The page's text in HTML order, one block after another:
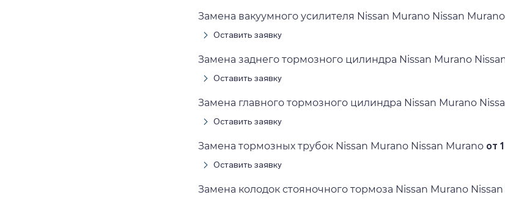
Замена вакуумного усилителя Nissan Murano Nissan Murano
Оставить заявку
Замена заднего тормозного цилиндра Nissan Murano
Оставить заявку
Замена главного тормозного цилиндра Nissan Murano
Оставить заявку
Замена тормозных трубок Nissan Murano Nissan Murano от
Оставить заявку
Замена колодок стояночного тормоза Nissan Murano